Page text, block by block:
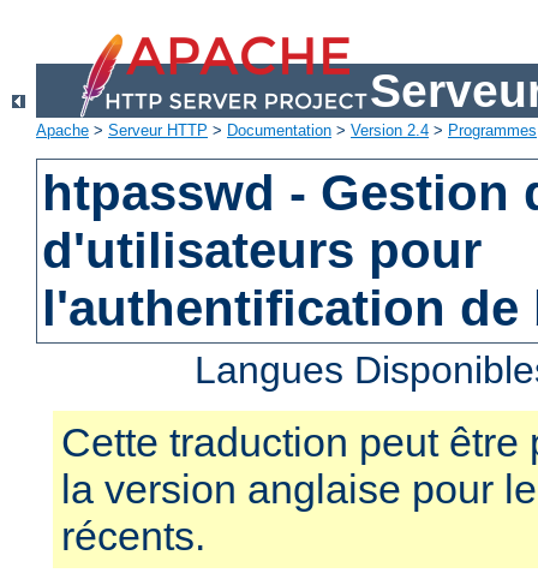
Apache > Serveur HTTP > Documentation > Version 2.4 > Programmes
htpasswd - Gestion
d'utilisateurs pour
l'authentification de
Langues
Cette traduction peut être
la version anglaise pour
récents.